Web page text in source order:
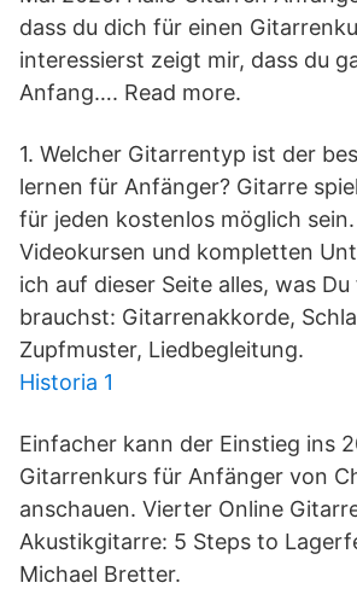
dass du dich für einen
interessierst zeigt mir, dass du
Anfang…. Read more.
1. Welcher Gitarrentyp ist der
lernen für Anfänger? Gitarre
für jeden kostenlos möglich
Videokursen und kompletten
ich auf dieser Seite alles, was
brauchst: Gitarrenakkorde,
Zupfmuster, Liedbegleitung.
Historia 1
Einfacher kann der Einstieg ins
Gitarrenkurs für Anfänger von
anschauen. Vierter Online
Akustikgitarre: 5 Steps to
Michael Bretter.